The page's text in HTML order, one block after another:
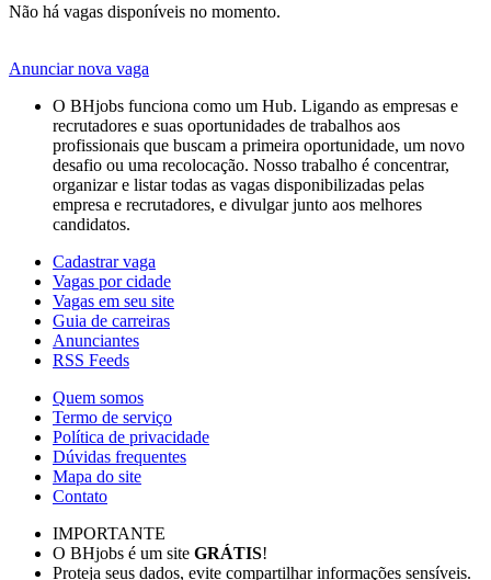
Não há vagas disponíveis no momento.
Anunciar nova vaga
O BHjobs funciona como um Hub. Ligando as empresas e
recrutadores e suas oportunidades de trabalhos aos
profissionais que buscam a primeira oportunidade, um novo
desafio ou uma recolocação. Nosso trabalho é concentrar,
organizar e listar todas as vagas disponibilizadas pelas
empresa e recrutadores, e divulgar junto aos melhores
candidatos.
Cadastrar vaga
Vagas por cidade
Vagas em seu site
Guia de carreiras
Anunciantes
RSS Feeds
Quem somos
Termo de serviço
Política de privacidade
Dúvidas frequentes
Mapa do site
Contato
IMPORTANTE
O BHjobs é um site GRÁTIS!
Proteja seus dados, evite compartilhar informações sensíveis.